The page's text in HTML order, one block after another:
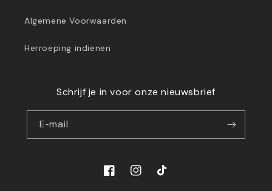
Algemene Voorwaarden
Herroeping indienen
Schrijf je in voor onze nieuwsbrief
E‑mail
FacebookInstagramTikTok